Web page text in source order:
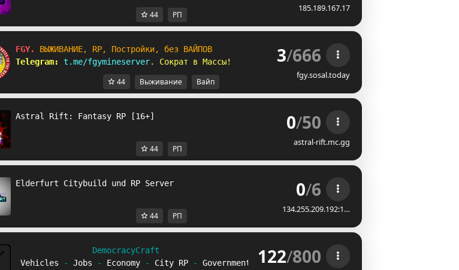
185.189.167.17
44 РП
FGY. ВЫЖИВАНИЕ, RP, Постройки, без ВАЙПОВ
Telegram: t.me/fgymineserver. Сократ в Массы! 3/666
fgy.sosal.today
44 Выживание Вайп
Astral Rift: Fantasy RP [16+] 0/50
astral-rift.mc.gg
44 РП
Elderfurt Citybuild und RP Server 0/6
134.255.209.192:1…
44 РП
DemocracyCraft
Vehicles
- Jobs - Economy - City RP - Government 122/800